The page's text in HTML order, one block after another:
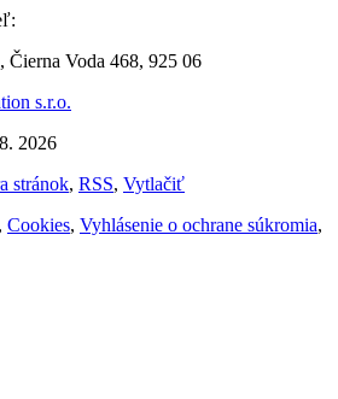
Čierna Voda 468, 925 06
s.r.o.
2026
stránok, RSS, Vytlačiť
, Cookies, Vyhlásenie o ochrane súkromia,